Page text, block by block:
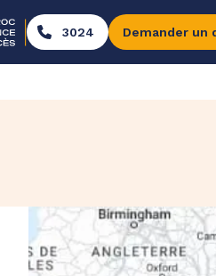
3024 Demander un